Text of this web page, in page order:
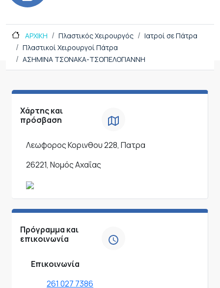
ΑΡΧΙΚΗ Πλαστικός Χειρουργός
Ιατροί σε Πάτρα
Πλαστικοί Χειρουργοί Πάτρα
ΑΣΗΜΙΝΑ ΤΣΟΝΑΚΑ-ΤΣΟΠΕΛΟΓΙΑΝΝΗ
Χάρτης και
πρόσβαση
Λεωφορος Κορινθου 228, Πατρα
26221, Νομός Αχαΐας
Πρόγραμμα και
επικοινωνία
Επικοινωνία
261 027 7386